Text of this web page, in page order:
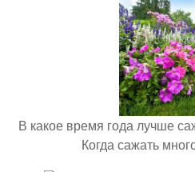
В какое время года лучше
Когда сажать